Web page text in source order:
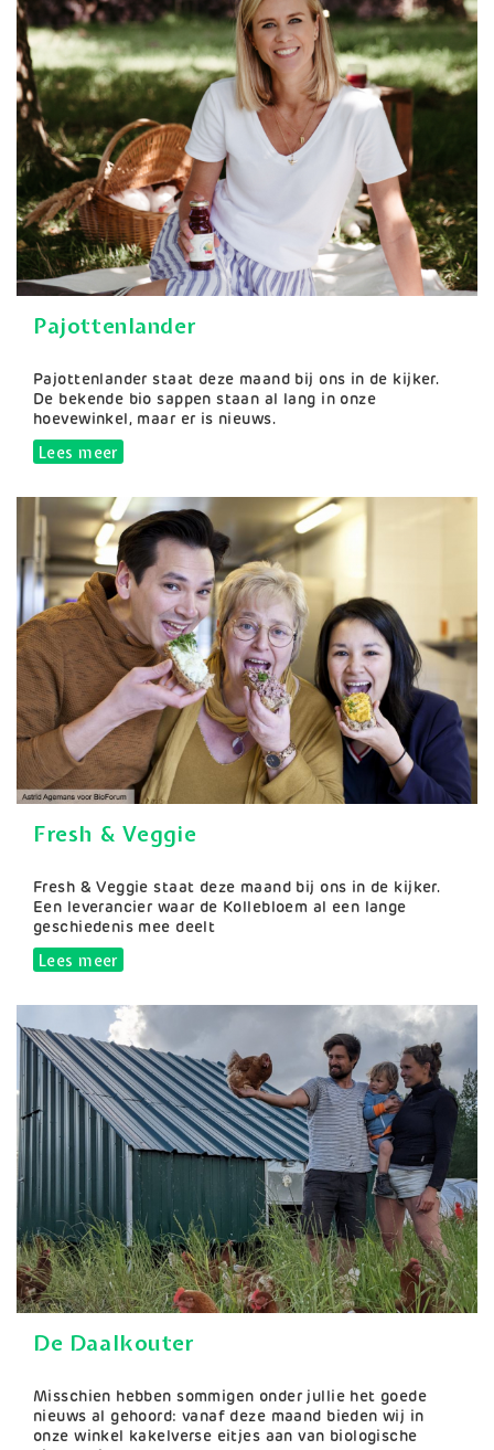
Pajottenlander
Samenvatting
Pajottenlander staat deze maand bij ons in de kijker.
De bekende bio sappen staan al lang in onze
hoevewinkel, maar er is nieuws.
Lees meerover Pajottenlander
Fresh & Veggie
Samenvatting
Fresh & Veggie staat deze maand bij ons in de kijker.
Een leverancier waar de Kollebloem al een lange
geschiedenis mee deelt
Lees meerover Fresh & Veggie
De Daalkouter
Samenvatting
Misschien hebben sommigen onder jullie het goede
nieuws al gehoord: vanaf deze maand bieden wij in
onze winkel kakelverse eitjes aan van biologische